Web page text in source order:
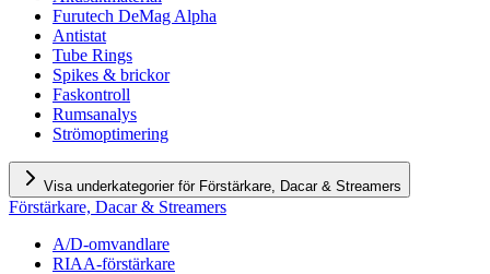
Furutech DeMag Alpha
Antistat
Tube Rings
Spikes & brickor
Faskontroll
Rumsanalys
Strömoptimering
Visa underkategorier för Förstärkare, Dacar & Streamers
Förstärkare, Dacar & Streamers
A/D-omvandlare
RIAA-förstärkare